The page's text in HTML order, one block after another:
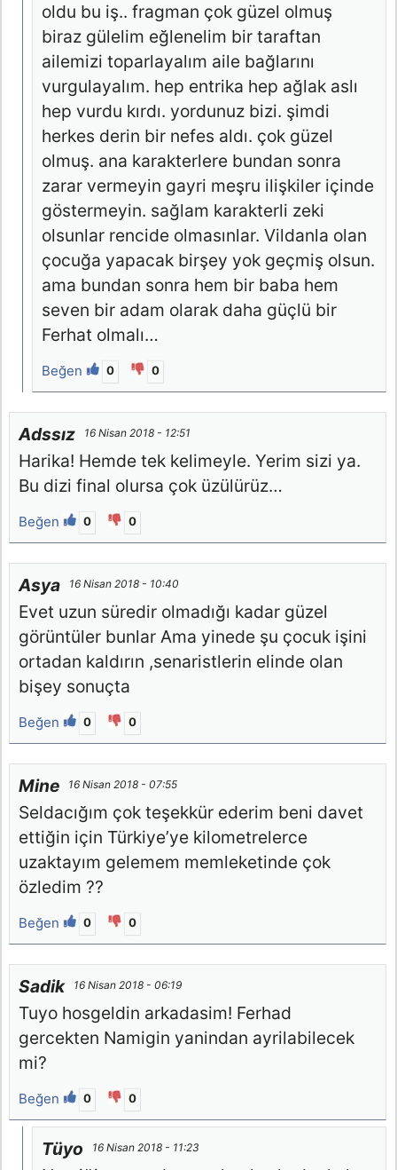
oldu bu iş.. fragman çok güzel olmuş
biraz gülelim eğlenelim bir taraftan
ailemizi toparlayalım aile bağlarını
vurgulayalım. hep entrika hep ağlak aslı
hep vurdu kırdı. yordunuz bizi. şimdi
herkes derin bir nefes aldı. çok güzel
olmuş. ana karakterlere bundan sonra
zarar vermeyin gayri meşru ilişkiler içinde
göstermeyin. sağlam karakterli zeki
olsunlar rencide olmasınlar. Vildanla olan
çocuğa yapacak birşey yok geçmiş olsun.
ama bundan sonra hem bir baba hem
seven bir adam olarak daha güçlü bir
Ferhat olmalı…
Beğen 0 0
Adssız 16 Nisan 2018 - 12:51
Harika! Hemde tek kelimeyle. Yerim sizi ya.
Bu dizi final olursa çok üzülürüz…
Beğen 0 0
Asya 16 Nisan 2018 - 10:40
Evet uzun süredir olmadığı kadar güzel
görüntüler bunlar Ama yinede şu çocuk işini
ortadan kaldırın ,senaristlerin elinde olan
bişey sonuçta
Beğen 0 0
Mine 16 Nisan 2018 - 07:55
Seldacığım çok teşekkür ederim beni davet
ettiğin için Türkiye’ye kilometrelerce
uzaktayım gelemem memleketinde çok
özledim ??
Beğen 0 0
Sadik 16 Nisan 2018 - 06:19
Tuyo hosgeldin arkadasim! Ferhad
gercekten Namigin yanindan ayrilabilecek
mi?
Beğen 0 0
Tüyo 16 Nisan 2018 - 11:23